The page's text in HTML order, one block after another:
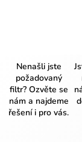
Nenašli jste
požadovaný
filtr? Ozvěte se
nám a najdeme
řešení i pro vás.